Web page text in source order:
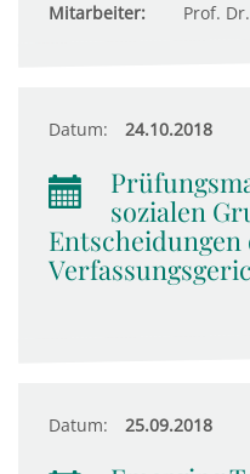
Mitarbeiter: Prof.
Datum: 24.10.2018
sozialen
Entscheidungen
Datum: 25.09.2018